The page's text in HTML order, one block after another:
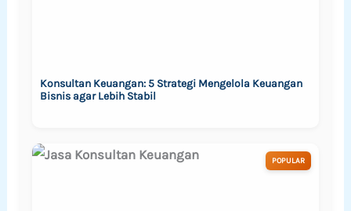
Konsultan Keuangan: 5 Strategi Mengelola Keuangan
Bisnis agar Lebih Stabil
POPULAR